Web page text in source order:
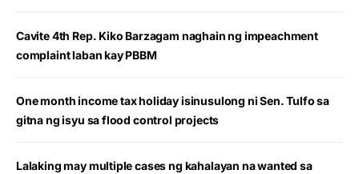
Cavite 4th Rep. Kiko Barzagam naghain ng impeachment
complaint laban kay PBBM
One month income tax holiday isinusulong ni Sen. Tulfo sa
gitna ng isyu sa flood control projects
Lalaking may multiple cases ng kahalayan na wanted sa